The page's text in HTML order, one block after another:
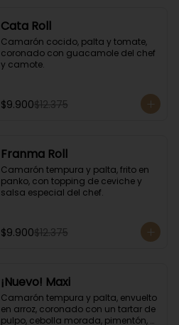
Cata Roll
Camarón cocido, palta y tomate,
coronado con guacamole del chef
y camote.
$9.900$12.375
Franma Roll
Camarón tempura y palta, frito en
panko, con topping de ceviche y
salsa especial del chef.
$9.900$12.375
¡Nuevo! Maxi
Camarón tempura y palta, envuelto
en arroz, coronado con un tartar de
pulpo, cebolla morada, pimentón,